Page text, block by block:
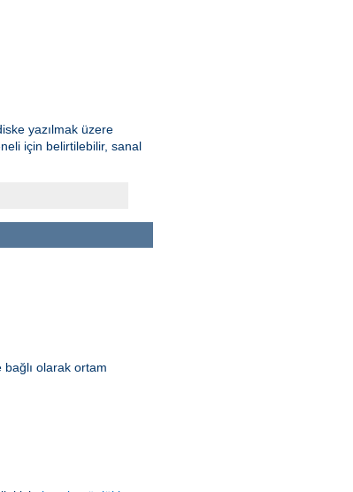
yazılmak üzere
için belirtilebilir, sanal
olarak ortam